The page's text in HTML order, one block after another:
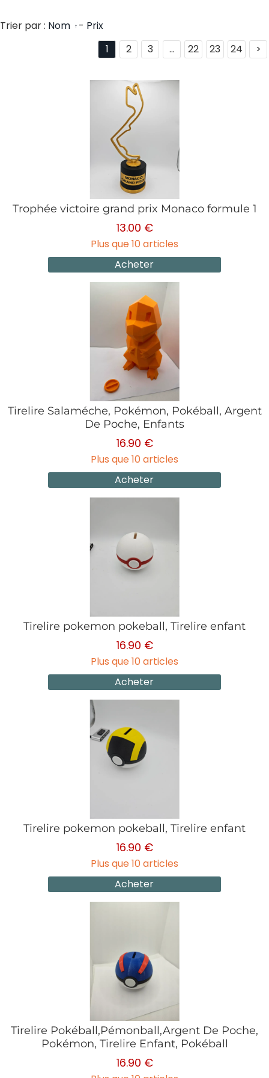
Trier par : Nom - Prix
1
2 3 ... 22 23 24 >
Trophée victoire grand prix Monaco formule 1
13.00 €
Plus que 10 articles
Acheter
Tirelire Salaméche, Pokémon, Pokéball, Argent
De Poche, Enfants
16.90 €
Plus que 10 articles
Acheter
Tirelire pokemon pokeball, Tirelire enfant
16.90 €
Plus que 10 articles
Acheter
Tirelire pokemon pokeball, Tirelire enfant
16.90 €
Plus que 10 articles
Acheter
Tirelire Pokéball,Pémonball,Argent De Poche,
Pokémon, Tirelire Enfant, Pokéball
16.90 €